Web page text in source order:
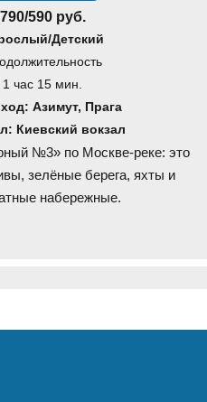
790/590 руб.
Детский
1 час 15 мин.
Азимут, Прага
Киевский вокзал
№3» по Москве-реке: это
зелёные берега, яхты и
набережные.